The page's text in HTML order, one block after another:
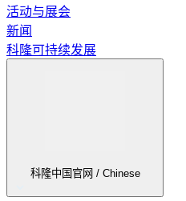
活动与展会
新闻
科隆可持续发展
科隆中国官网 / Chinese